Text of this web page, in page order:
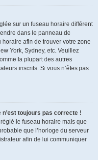
sur un fuseau horaire différent
dans le panneau de
afin de trouver votre zone
York, Sydney, etc. Veuillez
la plupart des autres
inscrits. Si vous n’êtes pas
n’est toujours pas correcte !
le fuseau horaire mais que
que l’horloge du serveur
afin de lui communiquer